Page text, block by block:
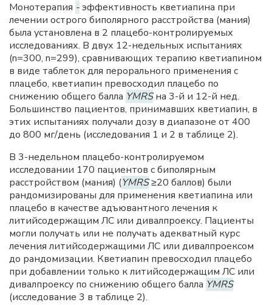
Монотерапия -эффективность кветиапина при
лечении острого биполярного расстройства (мания)
была установлена в 2 плацебо-контролируемых
исследованиях. В двух 12-недельных испытаниях
(n=300, n=299), сравнивающих терапию кветиапином
в виде таблеток для перорального применения с
плацебо, кветиапин превосходил плацебо по
снижению общего балла YMRSна 3-й и 12-й нед.
Большинство пациентов, принимавших кветиапин, в
этих испытаниях получали дозу в диапазоне от 400
до 800 мг/день (исследования 1 и 2 в таблице 2).
В 3-недельном плацебо-контролируемом
исследовании 170 пациентов с биполярным
расстройством (мания) (YMRS≥20 баллов) были
рандомизированы для применения кветиапина или
плацебо в качестве адъювантного лечения к
литийсодержащим ЛС или дивалпроексу. Пациенты
могли получать или не получать адекватный курс
лечения литийсодержащими ЛС или дивалпроексом
до рандомизации. Кветиапин превосходил плацебо
при добавлении только к литийсодержащим ЛС или
дивалпроексу по снижению общего балла YMRS
(исследование 3 в таблице 2).